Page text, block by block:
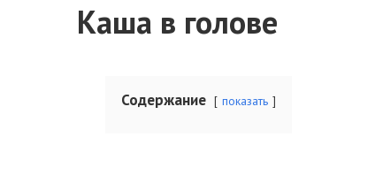
Каша в голове
Содержание показать